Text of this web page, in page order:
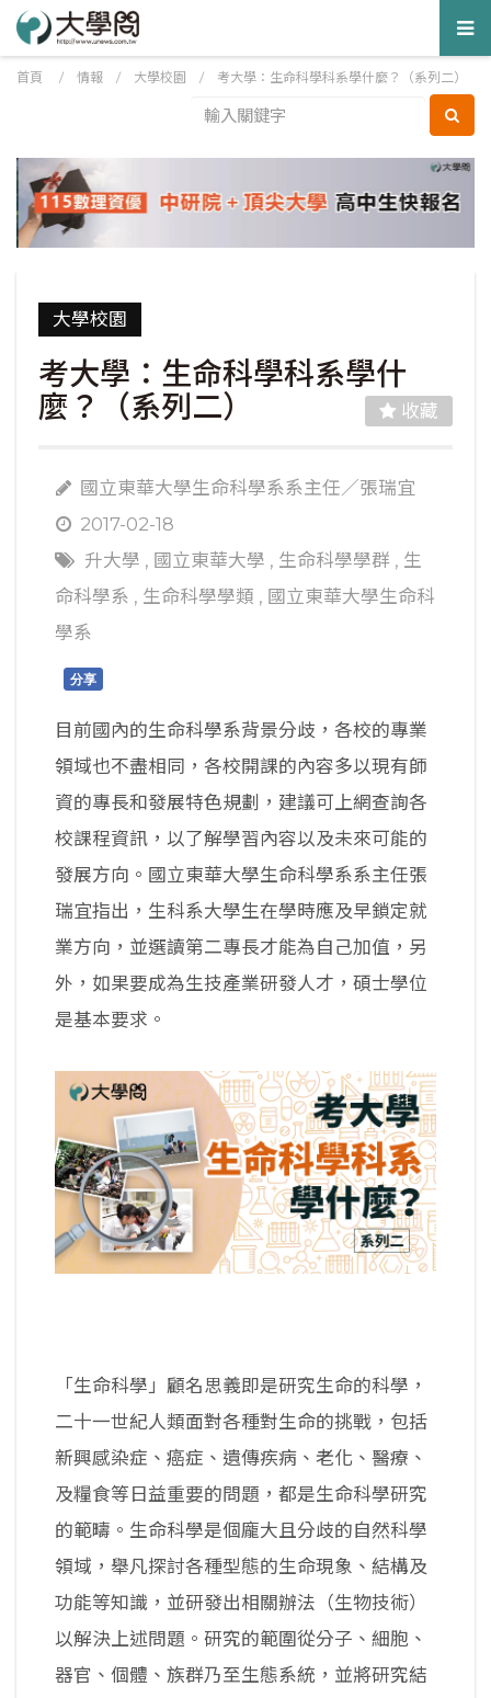
首頁 / 情報 / 大學校園 / 考大學：生命科學科系學什麼？（系列二）
大學校園
考大學：生命科學科系學什
麼？（系列二）
收藏
國立東華大學生命科學系系主任／張瑞宜
2017-02-18
升大學 , 國立東華大學 , 生命科學學群 , 生
命科學系 , 生命科學學類 , 國立東華大學生命科
學系
分享
目前國內的生命科學系背景分歧，各校的專業
領域也不盡相同，各校開課的內容多以現有師
資的專長和發展特色規劃，建議可上網查詢各
校課程資訊，以了解學習內容以及未來可能的
發展方向。國立東華大學生命科學系系主任張
瑞宜指出，生科系大學生在學時應及早鎖定就
業方向，並選讀第二專長才能為自己加值，另
外，如果要成為生技產業研發人才，碩士學位
是基本要求。
「生命科學」顧名思義即是研究生命的科學，
二十一世紀人類面對各種對生命的挑戰，包括
新興感染症、癌症、遺傳疾病、老化、醫療、
及糧食等日益重要的問題，都是生命科學研究
的範疇。生命科學是個龐大且分歧的自然科學
領域，舉凡探討各種型態的生命現象、結構及
功能等知識，並研發出相關辦法（生物技術）
以解決上述問題。研究的範圍從分子、細胞、
器官、個體、族群乃至生態系統，並將研究結